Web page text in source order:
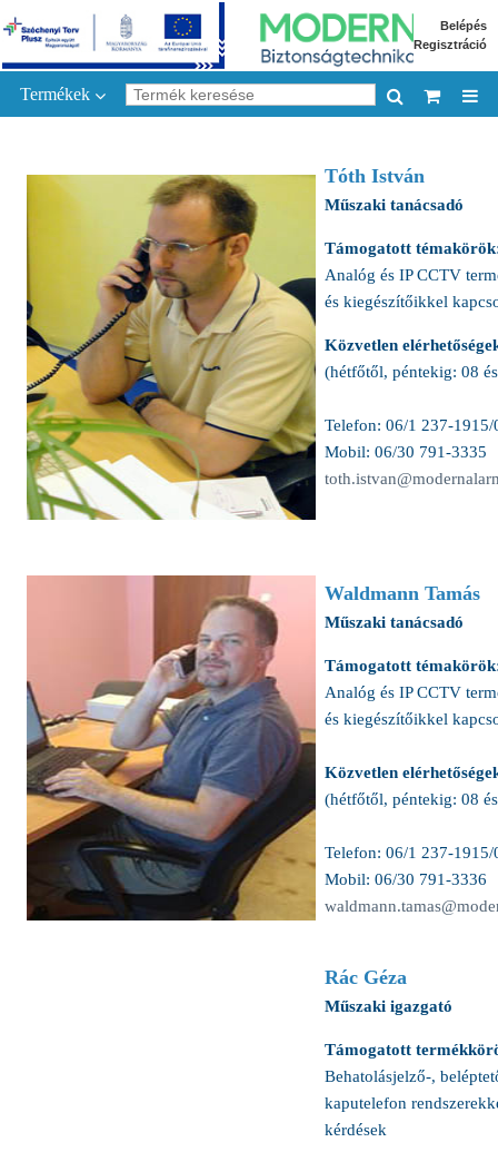
Belépés
Regisztráció
Termékek
Tóth István
Műszaki tanácsadó
Támogatott
Analóg és IP CCTV
és kiegészítőikkel
Közvetlen
(hétfőtől, péntekig: 08
Telefon: 06/1 237-1915/
Mobil: 06/30 791-3335
Waldmann Tamás
Műszaki tanácsadó
Támogatott
Analóg és IP CCTV
és kiegészítőikkel
Közvetlen
(hétfőtől, péntekig: 08
Telefon: 06/1 237-1915/
Mobil: 06/30 791-3336
Rác Géza
Műszaki igazgató
Támogatott
Behatolásjelző-,
kaputelefon
kérdések